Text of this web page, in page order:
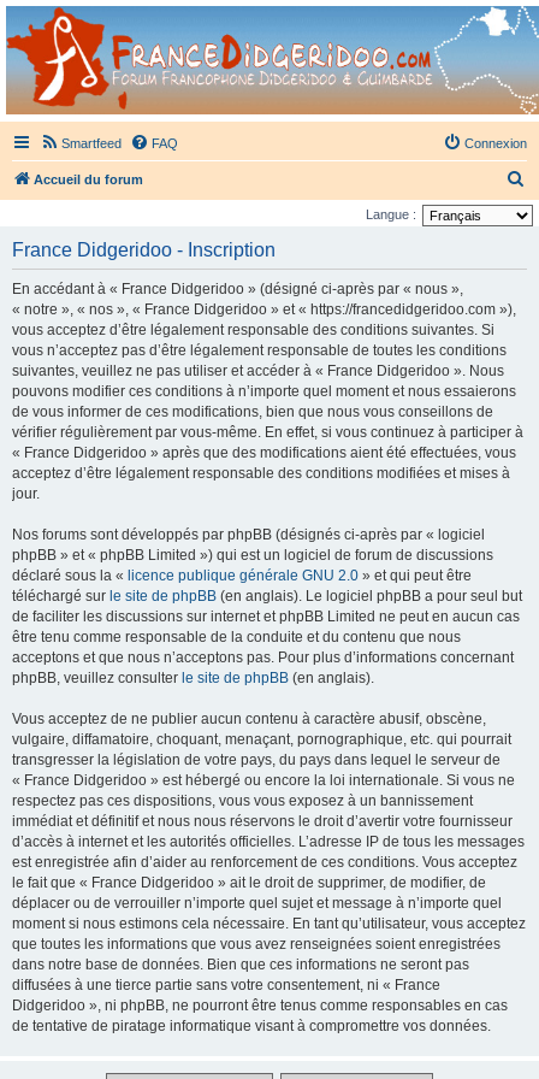
France Didgeridoo
Didgeridoo et Guimbarde sur France Didgeridoo - retrouvez la communauté.
Smartfeed FAQ Connexion
Accueil du forum
e
h
Langue :
France Didgeridoo - Inscription
En accédant à « France Didgeridoo » (désigné ci-après par « nous »,
« notre », « nos », « France Didgeridoo » et « https://francedidgeridoo.com »),
vous acceptez d’être légalement responsable des conditions suivantes. Si
vous n’acceptez pas d’être légalement responsable de toutes les conditions
suivantes, veuillez ne pas utiliser et accéder à « France Didgeridoo ». Nous
pouvons modifier ces conditions à n’importe quel moment et nous essaierons
de vous informer de ces modifications, bien que nous vous conseillons de
vérifier régulièrement par vous-même. En effet, si vous continuez à participer à
« France Didgeridoo » après que des modifications aient été effectuées, vous
acceptez d’être légalement responsable des conditions modifiées et mises à
jour.
Nos forums sont développés par phpBB (désignés ci-après par « logiciel
phpBB » et « phpBB Limited ») qui est un logiciel de forum de discussions
déclaré sous la « licence publique générale GNU 2.0 » et qui peut être
téléchargé sur le site de phpBB (en anglais). Le logiciel phpBB a pour seul but
de faciliter les discussions sur internet et phpBB Limited ne peut en aucun cas
être tenu comme responsable de la conduite et du contenu que nous
acceptons et que nous n’acceptons pas. Pour plus d’informations concernant
phpBB, veuillez consulter le site de phpBB (en anglais).
Vous acceptez de ne publier aucun contenu à caractère abusif, obscène,
vulgaire, diffamatoire, choquant, menaçant, pornographique, etc. qui pourrait
transgresser la législation de votre pays, du pays dans lequel le serveur de
« France Didgeridoo » est hébergé ou encore la loi internationale. Si vous ne
respectez pas ces dispositions, vous vous exposez à un bannissement
immédiat et définitif et nous nous réservons le droit d’avertir votre fournisseur
d’accès à internet et les autorités officielles. L’adresse IP de tous les messages
est enregistrée afin d’aider au renforcement de ces conditions. Vous acceptez
le fait que « France Didgeridoo » ait le droit de supprimer, de modifier, de
déplacer ou de verrouiller n’importe quel sujet et message à n’importe quel
moment si nous estimons cela nécessaire. En tant qu’utilisateur, vous acceptez
que toutes les informations que vous avez renseignées soient enregistrées
dans notre base de données. Bien que ces informations ne seront pas
diffusées à une tierce partie sans votre consentement, ni « France
Didgeridoo », ni phpBB, ne pourront être tenus comme responsables en cas
de tentative de piratage informatique visant à compromettre vos données.